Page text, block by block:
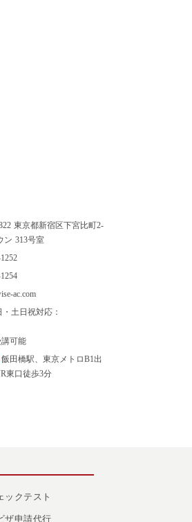
東京都新宿区下宮比町2-
ン 313号室
ac.com
・土日祝対応：
可能
飯田橋駅、東京メトロB1出
東口徒歩3分
ックテスト
ザ申請代行